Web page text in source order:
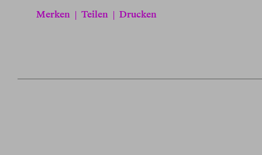
Merken | Teilen | Drucken